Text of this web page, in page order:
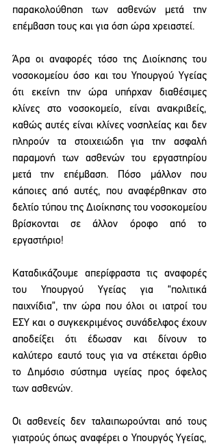
παρακολούθηση των ασθενών μετά την
επέμβαση τους και για όση ώρα χρειαστεί.
Άρα οι αναφορές τόσο της Διοίκησης του
νοσοκομείου όσο και του Υπουργού Υγείας
ότι εκείνη την ώρα υπήρχαν διαθέσιμες
κλίνες στο νοσοκομείο, είναι ανακριβείς,
καθώς αυτές είναι κλίνες νοσηλείας και δεν
πληρούν τα στοιχειώδη για την ασφαλή
παραμονή των ασθενών του εργαστηρίου
μετά την επέμβαση. Πόσο μάλλον που
κάποιες από αυτές, που αναφέρθηκαν στο
δελτίο τύπου της Διοίκησης του νοσοκομείου
βρίσκονται σε άλλον όροφο από το
εργαστήριο!
Καταδικάζουμε απερίφραστα τις αναφορές
του Υπουργού Υγείας για “πολιτικά
παιχνίδια”, την ώρα που όλοι οι ιατροί του
ΕΣΥ και ο συγκεκριμένος συνάδελφος έχουν
αποδείξει ότι έδωσαν και δίνουν το
καλύτερο εαυτό τους για να στέκεται όρθιο
το Δημόσιο σύστημα υγείας προς όφελος
των ασθενών.
Οι ασθενείς δεν ταλαιπωρούνται από τους
γιατρούς όπως αναφέρει ο Υπουργός Υγείας,